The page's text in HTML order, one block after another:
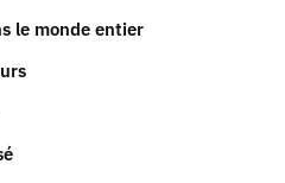
le monde entier